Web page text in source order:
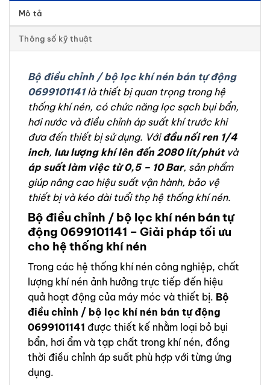
Mô tả
Thông số kỹ thuật
Bộ điều chỉnh / bộ lọc khí nén bán tự động
0699101141là thiết bị quan trọng trong hệ
thống khí nén, có chức năng lọc sạch bụi bẩn,
hơi nước và điều chỉnh áp suất khí trước khi
đưa đến thiết bị sử dụng. Vớiđầu nối ren 1/4
inch, lưu lượng khí lên đến 2080 lít/phútvà
áp suất làm việc từ 0,5 – 10 Bar, sản phẩm
giúp nâng cao hiệu suất vận hành, bảo vệ
thiết bị và kéo dài tuổi thọ hệ thống khí nén.
Bộ điều chỉnh / bộ lọc khí nén bán tự
động 0699101141 – Giải pháp tối ưu
cho hệ thống khí nén
Trong các hệ thống khí nén công nghiệp, chất
lượng khí nén ảnh hưởng trực tiếp đến hiệu
quả hoạt động của máy móc và thiết bị. Bộ
điều chỉnh / bộ lọc khí nén bán tự động
0699101141 được thiết kế nhằm loại bỏ bụi
bẩn, hơi ẩm và tạp chất trong khí nén, đồng
thời điều chỉnh áp suất phù hợp với từng ứng
dụng.